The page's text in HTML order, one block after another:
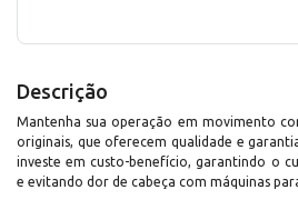
Descrição
Mantenha sua operação em movimento
originais, que oferecem qualidade e
investe em custo-benefício, garantindo o
e evitando dor de cabeça com máquinas